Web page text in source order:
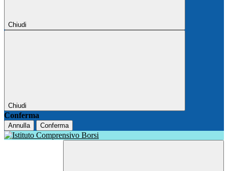
Chiudi
Chiudi
Conferma
Annulla Conferma